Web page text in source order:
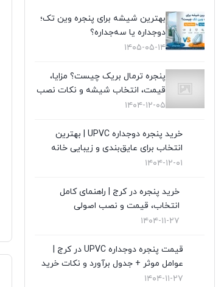
پنجره لیفت انداسلاید (2)
تعویض پنجره دوجداره
توری پلیسه(10)
توری پنجره (1)
در آلمینیوم(10)
شیشه سکوریت(3)
قیمت پنجره دوجداره UPVC(10)
بهترین شیشه برای پنجره وین تک؛
دوجداره یا سه‌جداره؟
۱۴۰۵-۰۵-۱۴
پنجره ترمال بریک چیست؟ مزایا،
قیمت، انتخاب شیشه و نکات نصب
۱۴۰۴-۱۲-۰۵
خرید پنجره دوجداره UPVC | بهترین
انتخاب برای عایق‌بندی و زیبایی خانه
۱۴۰۴-۱۲-۰۱
خرید پنجره در کرج | راهنمای کامل
انتخاب، قیمت و نصب اصولی
۱۴۰۴-۱۱-۲۷
قیمت پنجره دوجداره UPVC در کرج |
عوامل موثر + جدول برآورد و نکات خرید
۱۴۰۴-۱۱-۲۷